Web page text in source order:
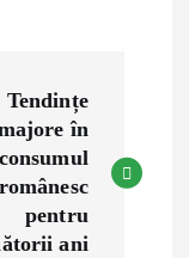
Tendințe
în
consumul
românesc
pentru
ani